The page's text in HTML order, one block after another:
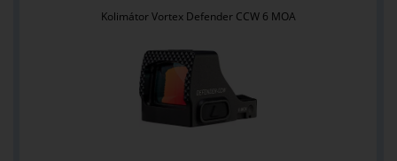
Kolimátor Vortex Defender CCW 6 MOA